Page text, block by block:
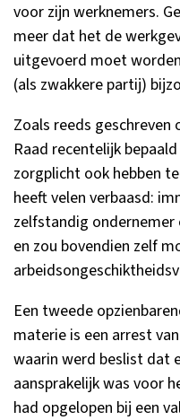
voor zijn werknemers.
meer dat het de
uitgevoerd moet
(als zwakkere partij)
Zoals reeds
Raad recentelijk
zorgplicht ook hebben
heeft velen verbaasd:
zelfstandig
en zou bovendien zelf
Een tweede
materie is een arrest
waarin werd beslist dat
aansprakelijk was voor
had opgelopen bij een